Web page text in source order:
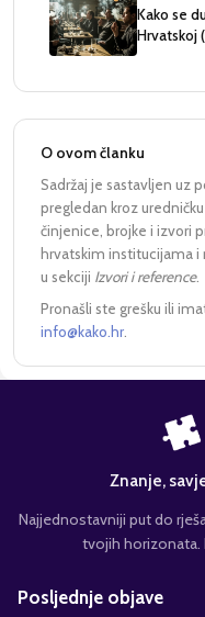
Kako se
Hrvatskoj
O ovom članku
Sadržaj je sastavljen uz
pregledan kroz
činjenice, brojke i izvori
hrvatskim institucijama
u sekciji Izvori i reference.
Pronašli ste grešku ili
info@kako.hr
Znanje,
Najjednostavniji put do
tvojih horizonata.
Posljednje objave